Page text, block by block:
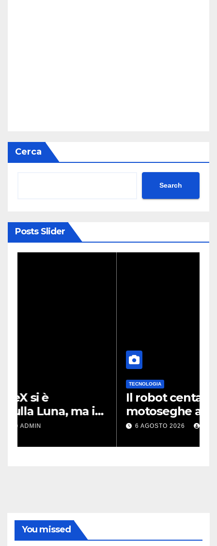
Cerca
Search
Posts Slider
Il robot centauro con
motoseghe al posto delle
mani è pronto per le
6 AGOSTO 2026 ADMIN
You missed